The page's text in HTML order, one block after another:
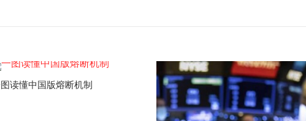
读懂中国版熔断机制